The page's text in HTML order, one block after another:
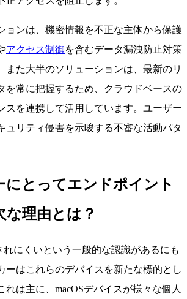
ョンは、機密情報を不正な主体から保護
アクセス制御を含むデータ漏洩防止対策
また大半のソリューションは、最新のリ
を常に把握するため、クラウドベースの
スを連携して活用しています。ユーザー
ュリティ侵害を示唆する不審な活動パタ
にとってエンドポイント
な理由とは？
れにくいという一般的な認識があるにも
ーはこれらのデバイスを新たな標的とし
れは主に、macOSデバイスが様々な個人